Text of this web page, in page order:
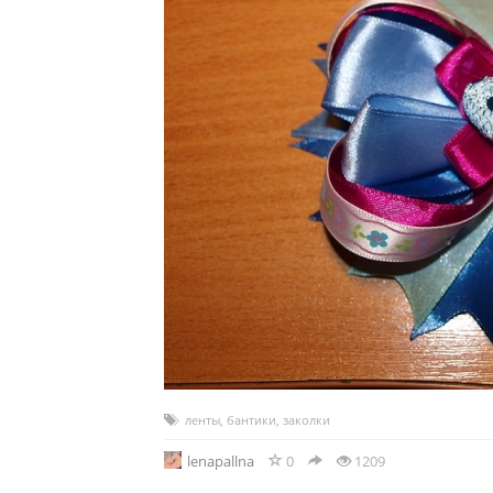
ленты,бантики,заколки
lenapallna 0 1209